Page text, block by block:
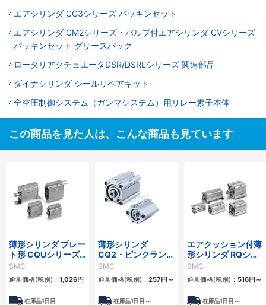
エアシリンダ CG3シリーズ パッキンセット
エアシリンダ CM2シリーズ・バルブ付エアシリンダ CVシリーズ
パッキンセット グリースパック
ロータリアクチュエータDSR/DSRLシリーズ 関連部品
ダイナシリンダ シールリペアキット
全空圧制御システム（ガンマシステム）用リレー素子本体
この商品を見た人は、こんな商品も見ています
薄形シリンダ プレー
ト形 CQUシリーズ
パッキンセット
SMC
通常価格(税別)： 1,026円
在庫品1日目
薄形シリンダ
CQ2・ピンクランプ
シリンダ CKQ・バ
ルブ付薄形シリンダ
CVQ パッキンセッ
ト
SMC
通常価格(税別)： 257円～
在庫品1日目～
エアクッション付薄
形シリンダ RQシリ
ーズ パッキンセット
SMC
通常価格(税別)： 516円～
在庫品1日目～